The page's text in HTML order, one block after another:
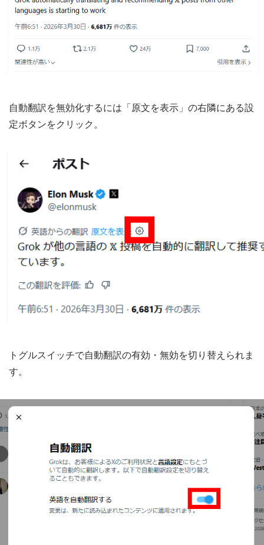
自動翻訳を無効化するには「原文を表示」の右隣にある設
定ボタンをクリック。
トグルスイッチで自動翻訳の有効・無効を切り替えられま
す。